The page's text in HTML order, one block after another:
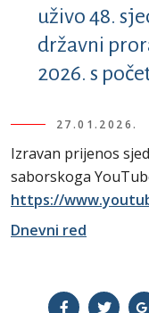
uživo 48.
državni
2026. s
27.01.2026.
Izravan prijenos
saborskoga
https://
Dnevni red